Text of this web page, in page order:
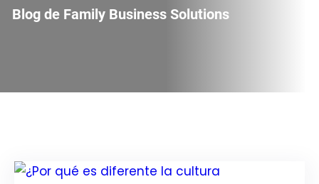
Blog de Family Business Solutions